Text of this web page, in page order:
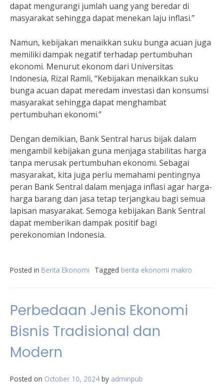
dapat mengurangi jumlah uang yang beredar di
masyarakat sehingga dapat menekan laju inflasi.”
Namun, kebijakan menaikkan suku bunga acuan juga
memiliki dampak negatif terhadap pertumbuhan
ekonomi. Menurut ekonom dari Universitas
Indonesia, Rizal Ramli, “Kebijakan menaikkan suku
bunga acuan dapat meredam investasi dan konsumsi
masyarakat sehingga dapat menghambat
pertumbuhan ekonomi.”
Dengan demikian, Bank Sentral harus bijak dalam
mengambil kebijakan guna menjaga stabilitas harga
tanpa merusak pertumbuhan ekonomi. Sebagai
masyarakat, kita juga perlu memahami pentingnya
peran Bank Sentral dalam menjaga inflasi agar harga-
harga barang dan jasa tetap terjangkau bagi semua
lapisan masyarakat. Semoga kebijakan Bank Sentral
dapat memberikan dampak positif bagi
perekonomian Indonesia.
Posted in Berita Ekonomi Tagged berita ekonomi makro
Perbedaan Jenis Ekonomi
Bisnis Tradisional dan
Modern
Posted on October 10, 2024 by adminpub